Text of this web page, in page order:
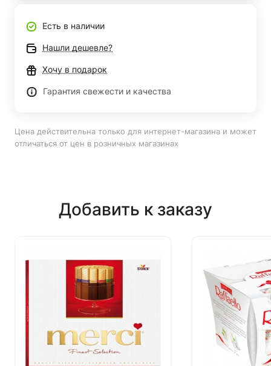
Есть в наличии
Нашли дешевле?
Хочу в подарок
Гарантия свежести и качества
Цена действительна только для интернет-магазина и может
отличаться от цен в розничных магазинах
Добавить к заказу